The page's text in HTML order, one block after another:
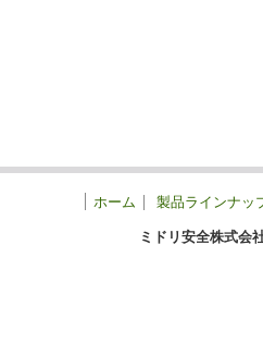
ホーム 製品ラインナッ
ミドリ安全株式